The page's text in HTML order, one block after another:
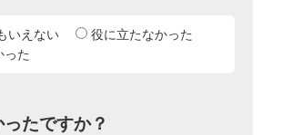
いえない
役に立たなかった
った
たですか？